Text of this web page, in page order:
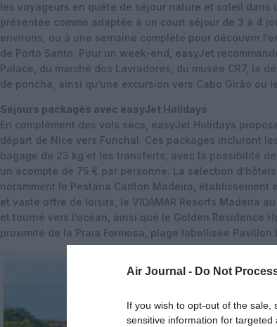
Air Journal - Do Not
If you wish to opt-out of the
sensitive information for
les voyageurs en quête de séjour nature et soleil dans
présentée comme adaptée à un court séjour de 3 à 4
environs, ou à une semaine complète pour découvrir
de Porto Santo. Pour un week-end, easyJet
Palace, du marché dos Lavradores, du musée CR7, la
de poncha, ainsi qu’une excursion vers Cabo Girão ou
Séjours packagés avec easyJet Holidays
En complément des vols secs, easyJet Holidays
départ de Nice vers Funchal. Ces packages incluront
bagage de 23 kg et les transferts, avec la possibilité
un acompte de 75 € par personne. La sélection
notamment le Pestana Carlton Madeira, établissement
et vaste offre de loisirs, le VIDAMAR Resorts Madeira
et tourné vers l’océan, ainsi que le Golden Residence
proximité de la Praia Formosa, plage labellisée Pavillon